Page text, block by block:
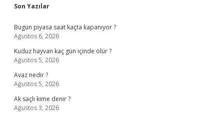
Sidebar
Son Yazılar
Bugün piyasa saat kaçta kapanıyor ?
Ağustos 6, 2026
Kuduz hayvan kaç gün içinde ölür ?
Ağustos 5, 2026
Avaz nedir ?
Ağustos 5, 2026
Ak saçlı kime denir ?
Ağustos 3, 2026